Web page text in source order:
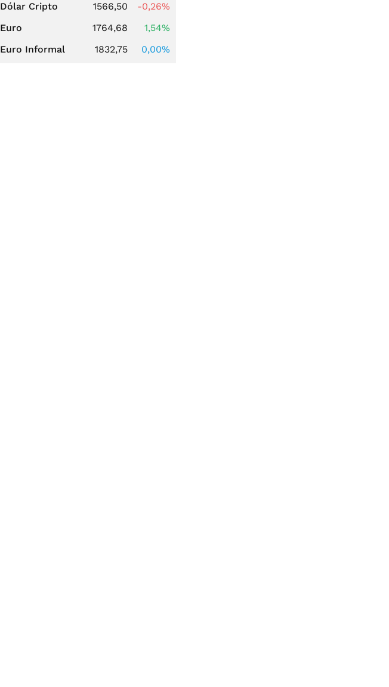
Dólar Cripto 1566,50
-0,26%
Euro
1764,68
1,54%
Euro Informal
1832,75 0,00%